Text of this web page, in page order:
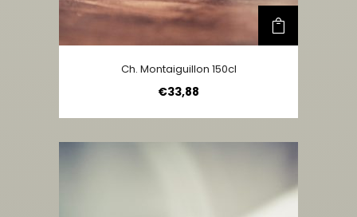
Ch. Montaiguillon 150cl
€33,88